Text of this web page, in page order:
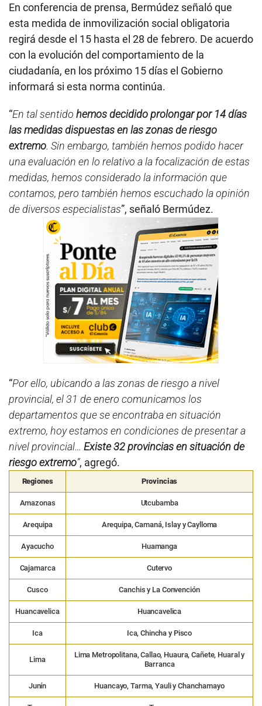
En conferencia de prensa, Bermúdez señaló que
esta medida de inmovilización social obligatoria
regirá desde el 15 hasta el 28 de febrero. De acuerdo
con la evolución del comportamiento de la
ciudadanía, en los próximo 15 días el Gobierno
informará si esta norma continúa.
“En tal sentido hemos decidido prolongar por 14 días
las medidas dispuestas en las zonas de riesgo
extremo. Sin embargo, también hemos podido hacer
una evaluación en lo relativo a la focalización de estas
medidas, hemos considerado la información que
contamos, pero también hemos escuchado la opinión
de diversos especialistas”, señaló Bermúdez.
“Por ello, ubicando a las zonas de riesgo a nivel
provincial, el 31 de enero comunicamos los
departamentos que se encontraba en situación
extremo, hoy estamos en condiciones de presentar a
nivel provincial… Existe 32 provincias en situación de
riesgo extremo”, agregó.
Regiones Provincias
Amazonas Utcubamba
Arequipa Arequipa, Camaná, Islay y Caylloma
Ayacucho Huamanga
Cajamarca Cutervo
Cusco Canchis y La Convención
Huancavelica Huancavelica
Ica Ica, Chincha y Pisco
Lima
Lima Metropolitana, Callao, Huaura, Cañete, Huaral y
Barranca
Junín Huancayo, Tarma, Yauli y Chanchamayo